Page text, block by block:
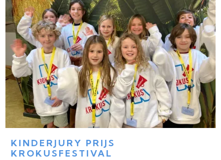
KINDERJURY PRIJS
KROKUSFESTIVAL